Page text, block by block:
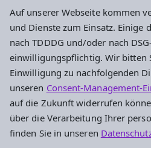
Auf unserer Webseite kommen
und Dienste zum Einsatz. Einige
nach TDDDG und/oder nach
einwilligungspflichtig. Wir bitten
Einwilligung zu nachfolgenden
unseren Consent-Management-
auf die Zukunft widerrufen
über die Verarbeitung Ihrer
finden Sie in unseren
Propstei
Impressum Datenschutz
Evangelisches Dekanat
Fulder Tor 28
36304 Alsfeld